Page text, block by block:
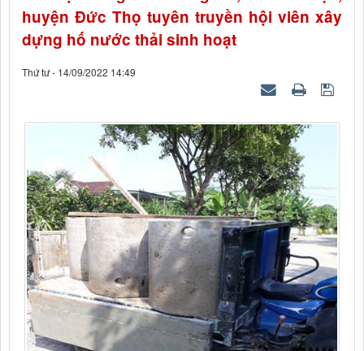
huyện Đức Thọ tuyên truyền hội viên xây
dựng hố nước thải sinh hoạt
Thứ tư - 14/09/2022 14:49